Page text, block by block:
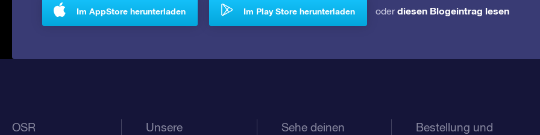
Im AppStore herunterladen Im Play Store herunterladen oderdiesen Blogeintrag lesen
OSR
Unsere
Sehe deinen
Bestellung und